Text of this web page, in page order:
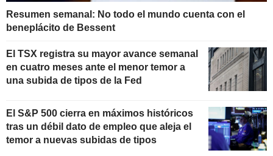
Resumen semanal: No todo el mundo cuenta con el
beneplácito de Bessent
El TSX registra su mayor avance semanal
en cuatro meses ante el menor temor a
una subida de tipos de la Fed
El S&P 500 cierra en máximos históricos
tras un débil dato de empleo que aleja el
temor a nuevas subidas de tipos